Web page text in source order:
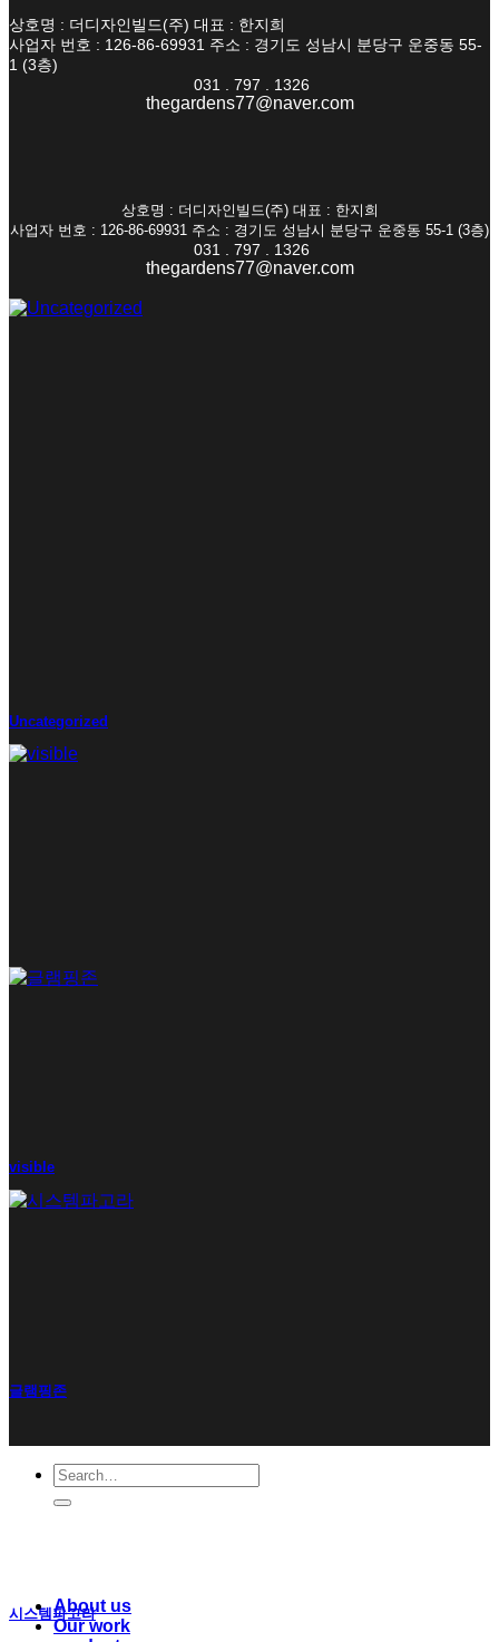
상호명 : 더디자인빌드(주) 대표 : 한지희
사업자 번호 : 126-86-69931 주소 : 경기도 성남시 분당구 운중동 55-
1 (3층)
031 . 797 . 1326
thegardens77@naver.com
상호명 : 더디자인빌드(주) 대표 : 한지희
사업자 번호 : 126-86-69931 주소 : 경기도 성남시 분당구 운중동 55-1 (3층)
031 . 797 . 1326
thegardens77@naver.com
Uncategorized
visible
글램핑존
시스템파고라
Search
for:
About us
Our work